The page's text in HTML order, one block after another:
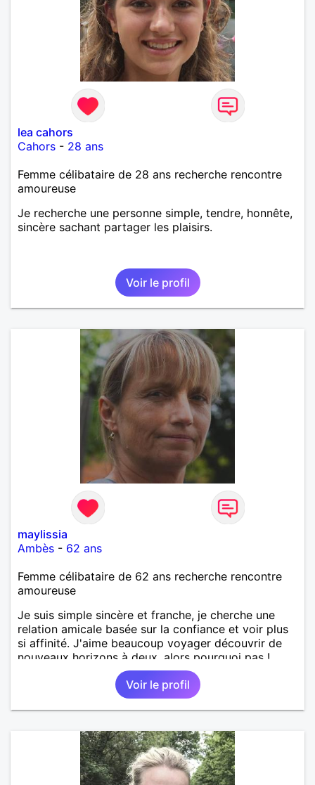
lea cahors
Cahors - 28 ans
Femme célibataire de 28 ans recherche rencontre
amoureuse
Je recherche une personne simple, tendre, honnête,
sincère sachant partager les plaisirs.
Voir le profil
maylissia
Ambès - 62 ans
Femme célibataire de 62 ans recherche rencontre
amoureuse
Je suis simple sincère et franche, je cherche une
relation amicale basée sur la confiance et voir plus
si affinité. J'aime beaucoup voyager découvrir de
nouveaux horizons à deux, alors pourquoi pas !
Voir le profil